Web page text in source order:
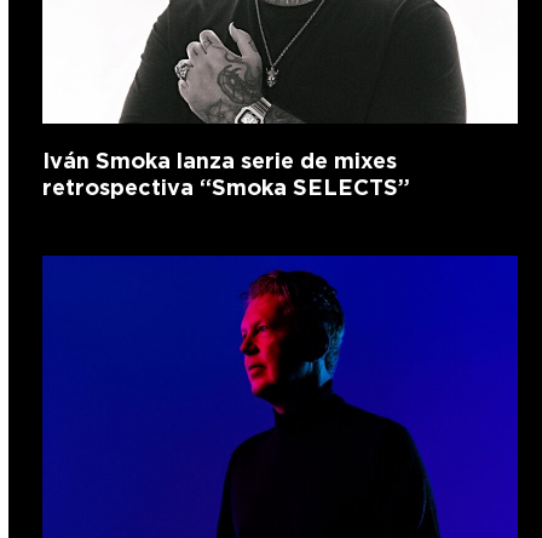
Iván Smoka lanza serie de mixes
retrospectiva “Smoka SELECTS”